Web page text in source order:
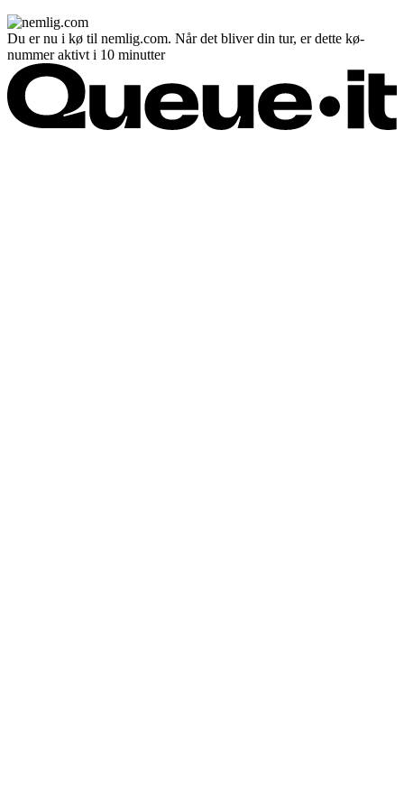
Du er nu i kø til nemlig.com. Når det bliver din tur, er dette kø-
nummer aktivt i 10 minutter